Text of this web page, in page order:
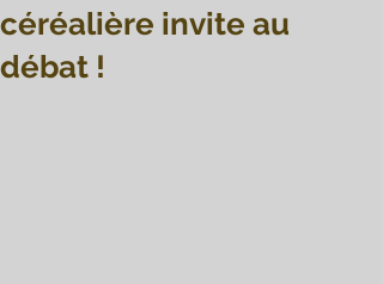
céréalière invite au
débat !